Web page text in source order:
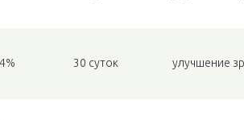
30 суток улучшение